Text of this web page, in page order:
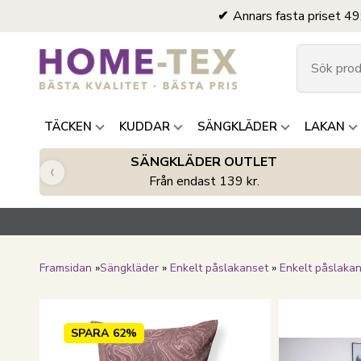
Annars fasta priset
TÄCKEN KUDDAR SÄNGKLÄDER LAKAN
SÄNGKLÄDER OUTLET
Från endast 139 kr.
‹
Framsidan »Sängkläder» Enkelt påslakanset» Enkelt
SPARA 62%